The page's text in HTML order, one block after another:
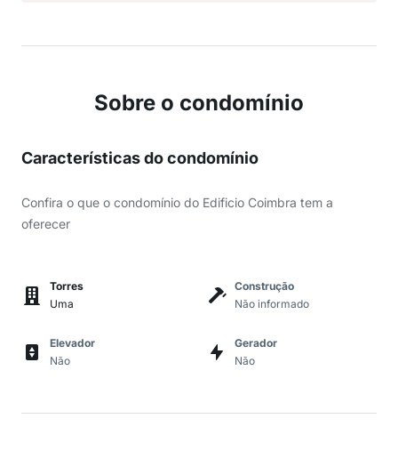
Sobre o condomínio
Características do condomínio
Confira o que o condomínio do Edificio Coimbra tem a
oferecer
Torres
Uma
Construção
Não informado
Elevador
Não
Gerador
Não